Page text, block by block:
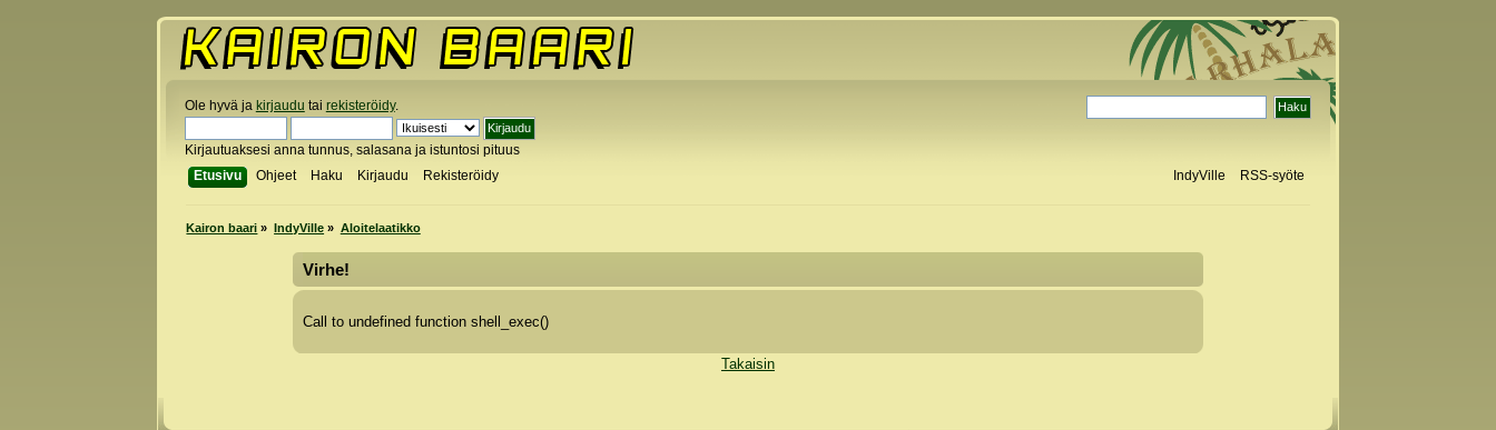
Ole hyvä ja kirjaudu tai rekisteröidy.
Kirjautuaksesi anna tunnus, salasana ja istuntosi pituus
Etusivu
Ohjeet Haku Kirjaudu Rekisteröidy IndyVille RSS-syöte
Kairon baari » IndyVille » Aloitelaatikko
Virhe!
Call to undefined function shell_exec()
Takaisin